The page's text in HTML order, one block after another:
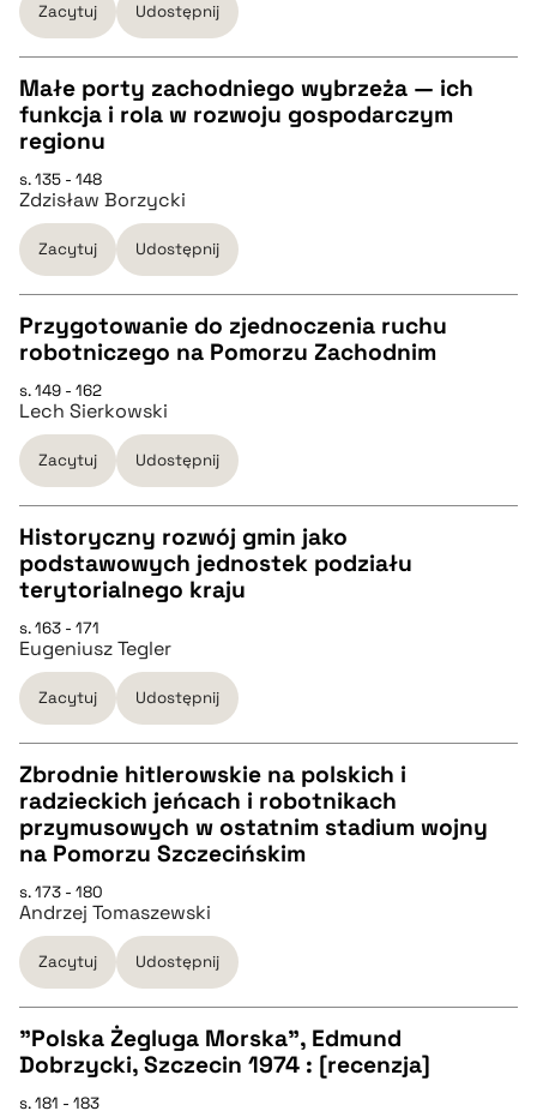
BIBTEX
pobierz cytat
Zacytuj Udostępnij
CZYSTY TEKST
pobierz cytat
BIBTEX
pobierz cytat
Małe porty zachodniego wybrzeża — ich
funkcja i rola w rozwoju gospodarczym
regionu
s. 135 - 148
Zdzisław Borzycki
Zacytuj Udostępnij
CZYSTY TEKST
pobierz cytat
BIBTEX
pobierz cytat
Przygotowanie do zjednoczenia ruchu
robotniczego na Pomorzu Zachodnim
s. 149 - 162
Lech Sierkowski
Zacytuj Udostępnij
CZYSTY TEKST
pobierz cytat
BIBTEX
pobierz cytat
Historyczny rozwój gmin jako
podstawowych jednostek podziału
terytorialnego kraju
s. 163 - 171
Eugeniusz Tegler
Zacytuj Udostępnij
CZYSTY TEKST
pobierz cytat
BIBTEX
pobierz cytat
Zbrodnie hitlerowskie na polskich i
radzieckich jeńcach i robotnikach
przymusowych w ostatnim stadium wojny
na Pomorzu Szczecińskim
s. 173 - 180
Andrzej Tomaszewski
Zacytuj Udostępnij
CZYSTY TEKST
"Polska Żegluga Morska", Edmund
Dobrzycki, Szczecin 1974 : [recenzja]
s. 181 - 183